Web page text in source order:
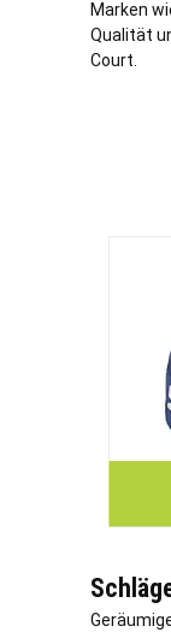
Marken
Qualität
Court.